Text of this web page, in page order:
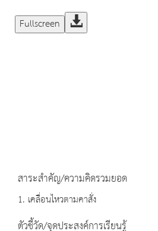
Fullscreen
สาระสำคัญ/ความคิดรวมยอด
1. เคลื่อนไหวตามคาสั่ง
ตัวชี้วัด/จุดประสงค์การเรียนรู้